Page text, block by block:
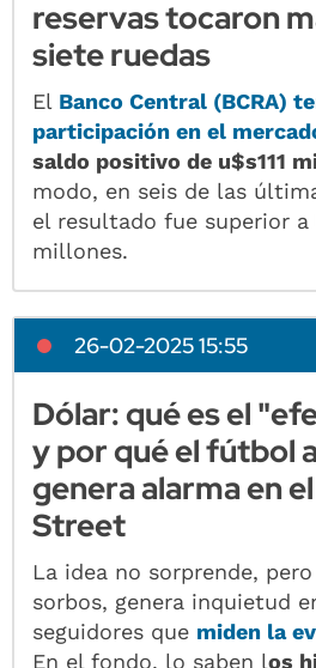
reservas tocaron
siete ruedas
El Banco Central (BCRA)
participación en el
saldo positivo de u$s111
modo, en seis de las
el resultado fue superior a
millones.
26-02-2025 15:55
Dólar: qué es el
y por qué el fútbol
genera alarma en
Street
La idea no sorprende,
sorbos, genera inquietud
seguidores que miden la
En el fondo, lo saben los